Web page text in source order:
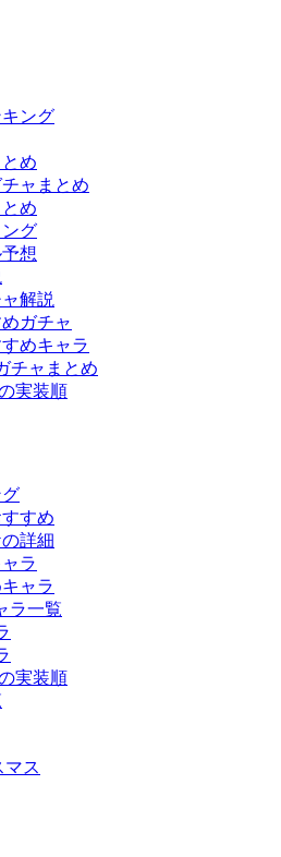
ング
め
ャまとめ
め
グ
想
解説
ガチャ
めキャラ
チャまとめ
実装順
すめ
詳細
ラ
ャラ
ラ一覧
実装順
マス